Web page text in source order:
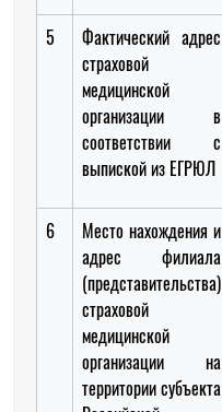
5
Фактический адрес
страховой
медицинской
организации в
соответствии с
выпиской из ЕГРЮЛ
6
Место нахождения и
адрес филиала
(представительства)
страховой
медицинской
организации на
территории субъекта